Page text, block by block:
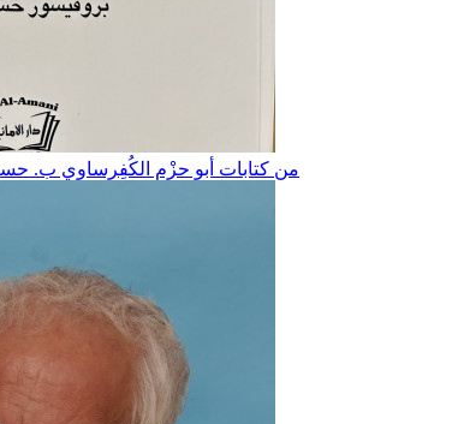
من كتابات أبو حزْم الكُفِرساوي ب.